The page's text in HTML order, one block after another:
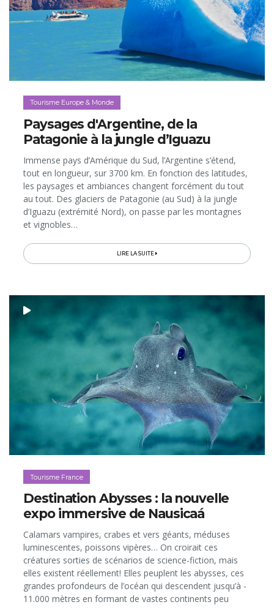
Tourisme Europe & Monde
Paysages d'Argentine, de la
Patagonie à la jungle d’Iguazu
Immense pays d’Amérique du Sud, l’Argentine s’étend,
tout en longueur, sur 3700 km. En fonction des latitudes,
les paysages et ambiances changent forcément du tout
au tout. Des glaciers de Patagonie (au Sud) à la jungle
d’Iguazu (extrémité Nord), on passe par les montagnes
et vignobles…
LIRE LA SUITE
Tourisme France
Destination Abysses : la nouvelle
expo immersive de Nausicaá
Calamars vampires, crabes et vers géants, méduses
luminescentes, poissons vipères… On croirait ces
créatures sorties de scénarios de science-fiction, mais
elles existent réellement! Elles peuplent les abysses, ces
grandes profondeurs de l’océan qui descendent jusqu’à -
11.000 mètres en formant de vastes continents peu